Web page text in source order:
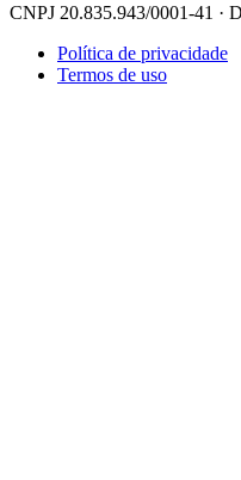
CNPJ 20.835.943/0001-41 ·
Política de privacidade
Termos de uso